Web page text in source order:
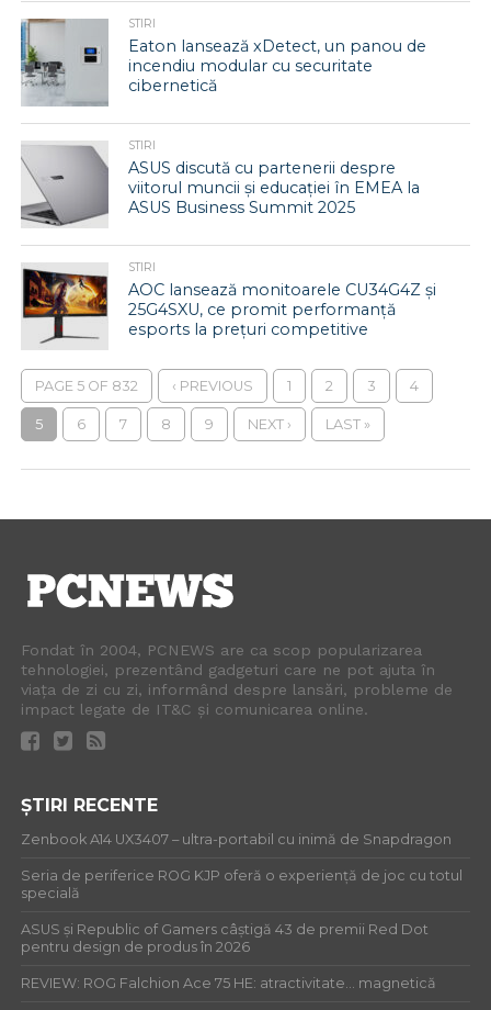
STIRI
Eaton lansează xDetect, un panou de
incendiu modular cu securitate
cibernetică
STIRI
ASUS discută cu partenerii despre
viitorul muncii și educației în EMEA la
ASUS Business Summit 2025
STIRI
AOC lansează monitoarele CU34G4Z și
25G4SXU, ce promit performanță
esports la prețuri competitive
PAGE 5 OF 832 ‹ PREVIOUS 1 2 3 4
5 6 7 8 9 NEXT › LAST »
Fondat în 2004, PCNEWS are ca scop popularizarea
tehnologiei, prezentând gadgeturi care ne pot ajuta în
viața de zi cu zi, informând despre lansări, probleme de
impact legate de IT&C și comunicarea online.
ȘTIRI RECENTE
Zenbook A14 UX3407 – ultra-portabil cu inimă de Snapdragon
Seria de periferice ROG KJP oferă o experiență de joc cu totul
specială
ASUS și Republic of Gamers câștigă 43 de premii Red Dot
pentru design de produs în 2026
REVIEW: ROG Falchion Ace 75 HE: atractivitate… magnetică